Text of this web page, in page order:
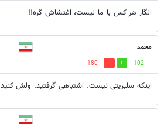
انگار هر کس با ما نیست، اغتشاش گره!!
محمد
102
180
اینکه سلبریتی نیست. اشتباهی گرفتید. ولش کنید